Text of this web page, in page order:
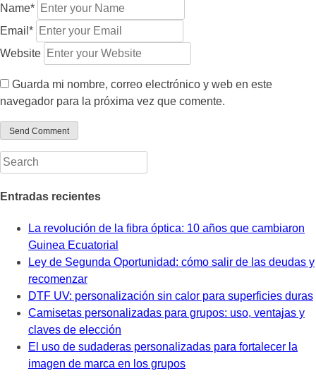
Name*
Email*
Website
Guarda mi nombre, correo electrónico y web en este
navegador para la próxima vez que comente.
Entradas recientes
La revolución de la fibra óptica: 10 años que cambiaron
Guinea Ecuatorial
Ley de Segunda Oportunidad: cómo salir de las deudas y
recomenzar
DTF UV: personalización sin calor para superficies duras
Camisetas personalizadas para grupos: uso, ventajas y
claves de elección
El uso de sudaderas personalizadas para fortalecer la
imagen de marca en los grupos